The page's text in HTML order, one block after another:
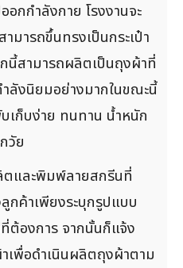
อกกำลังกาย โรงงานจะ
มารถขึ้นทรงเป็นกระเป๋า
นี้สามารถผลิตเป็นถุงผ้าที่
ลังนิยมอย่างมากในขณะนี้
เก็บง่าย ทนทาน น้ำหนัก
วัย
ตและพิมพ์ลายสกรีนที่
กค้าเพียงระบุกรูปแบบ
ที่ต้องการ จากนั้นก็แจ้ง
เพื่อดำเนินผลิตถุงผ้าตาม